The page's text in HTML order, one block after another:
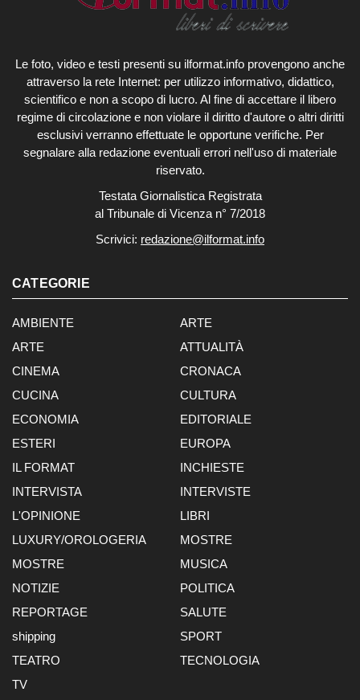
Le foto, video e testi presenti su ilformat.info provengono anche
attraverso la rete Internet: per utilizzo informativo, didattico,
scientifico e non a scopo di lucro. Al fine di accettare il libero
regime di circolazione e non violare il diritto d'autore o altri diritti
esclusivi verranno effettuate le opportune verifiche. Per
segnalare alla redazione eventuali errori nell'uso di materiale
riservato.
Testata Giornalistica Registrata
al Tribunale di Vicenza n° 7/2018
Scrivici: redazione@ilformat.info
CATEGORIE
AMBIENTE
ARTE
ARTE
ATTUALITÀ
CINEMA
CRONACA
CUCINA
CULTURA
ECONOMIA
EDITORIALE
ESTERI
EUROPA
IL FORMAT
INCHIESTE
INTERVISTA
INTERVISTE
L'OPINIONE
LIBRI
LUXURY/OROLOGERIA
MOSTRE
MOSTRE
MUSICA
NOTIZIE
POLITICA
REPORTAGE
SALUTE
shipping
SPORT
TEATRO
TECNOLOGIA
TV